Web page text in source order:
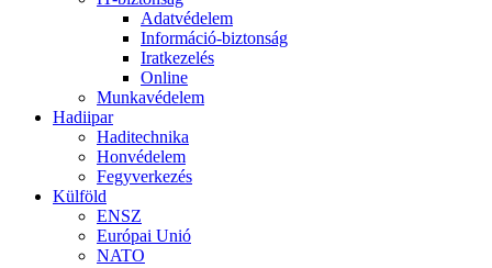
Adatvédelem
Információ-biztonság
Iratkezelés
Online
Munkavédelem
Hadiipar
Haditechnika
Honvédelem
Fegyverkezés
Külföld
ENSZ
Európai Unió
NATO